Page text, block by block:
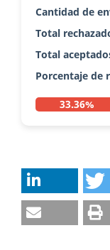
Cantidad de
Total
Total
Porcentaje de
33.36%